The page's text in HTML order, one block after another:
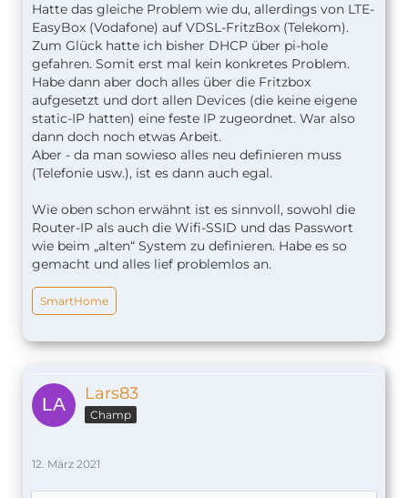
Hatte das gleiche Problem wie du, allerdings von LTE-
EasyBox (Vodafone) auf VDSL-FritzBox (Telekom).
Zum Glück hatte ich bisher DHCP über pi-hole
gefahren. Somit erst mal kein konkretes Problem.
Habe dann aber doch alles über die Fritzbox
aufgesetzt und dort allen Devices (die keine eigene
static-IP hatten) eine feste IP zugeordnet. War also
dann doch noch etwas Arbeit.
Aber - da man sowieso alles neu definieren muss
(Telefonie usw.), ist es dann auch egal.
Wie oben schon erwähnt ist es sinnvoll, sowohl die
Router-IP als auch die Wifi-SSID und das Passwort
wie beim „alten“ System zu definieren. Habe es so
gemacht und alles lief problemlos an.
SmartHome
Lars83
Champ
12. März 2021